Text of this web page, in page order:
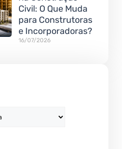
Civil: O Que Muda
para Construtoras
e Incorporadoras?
16/07/2026